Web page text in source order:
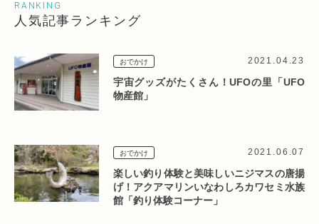
RANKING
人気記事ランキング
おでかけ 2021.04.23
宇宙グッズがたくさん！UFOの里「UFO
物産館」
おでかけ 2021.06.07
楽しい釣り体験と美味しいニジマスの唐揚
げ！アクアマリンいなわしろカワセミ水族
館「釣り体験コーナー」